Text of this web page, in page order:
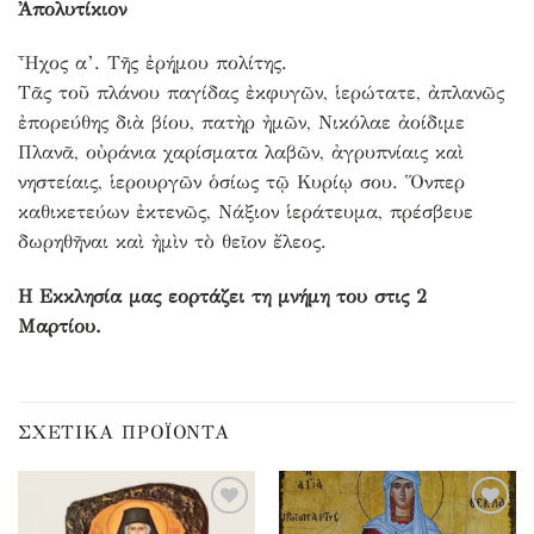
Ἀπολυτίκιον
Ἦχος α’. Τῆς ἐρήμου πολίτης.
Τᾶς τοῦ πλάνου παγίδας ἐκφυγῶν, ἱερώτατε, ἀπλανῶς
ἐπορεύθης διὰ βίου, πατὴρ ἠμῶν, Νικόλαε ἀοίδιμε
Πλανᾶ, οὐράνια χαρίσματα λαβῶν, ἀγρυπνίαις καὶ
νηστείαις, ἱερουργῶν ὁσίως τῷ Κυρίῳ σου. Ὅνπερ
καθικετεύων ἐκτενῶς, Νάξιον ἱεράτευμα, πρέσβευε
δωρηθῆναι καὶ ἠμὶν τὸ θεῖον ἔλεος.
Η Εκκλησία μας εορτάζει τη μνήμη του στις 2
Μαρτίου.
ΣΧΕΤΙΚΆ ΠΡΟΪΌΝΤΑ